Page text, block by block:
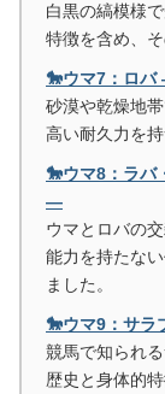
白黒の縞模様
特徴を含め、
🐎ウマ7：ロ
砂漠や乾燥地
高い耐久力を
🐎ウマ8：ラバ
―
ウマとロバの
能力を持たな
ました。
🐎ウマ9：サ
競馬で知られ
歴史と身体的